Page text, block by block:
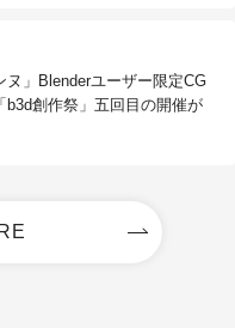
ヌ」Blenderユーザー限定CG
b3d創作祭」五回目の開催が